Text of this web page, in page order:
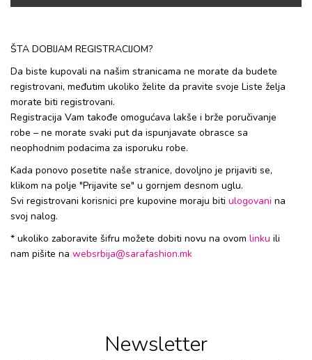
ŠTA DOBIJAM REGISTRACIJOM?
Da biste kupovali na našim stranicama ne morate da budete
registrovani, međutim ukoliko želite da pravite svoje Liste želja
morate biti registrovani.
Registracija Vam takođe omogućava lakše i brže poručivanje
robe – ne morate svaki put da ispunjavate obrasce sa
neophodnim podacima za isporuku robe.
Kada ponovo posetite naše stranice, dovoljno je prijaviti se,
klikom na polje "Prijavite se" u gornjem desnom uglu.
Svi registrovani korisnici pre kupovine moraju biti ulogovani na
svoj nalog.
* ukoliko zaboravite šifru možete dobiti novu na ovom linku ili
nam pišite na websrbija@sarafashion.mk
Newsletter